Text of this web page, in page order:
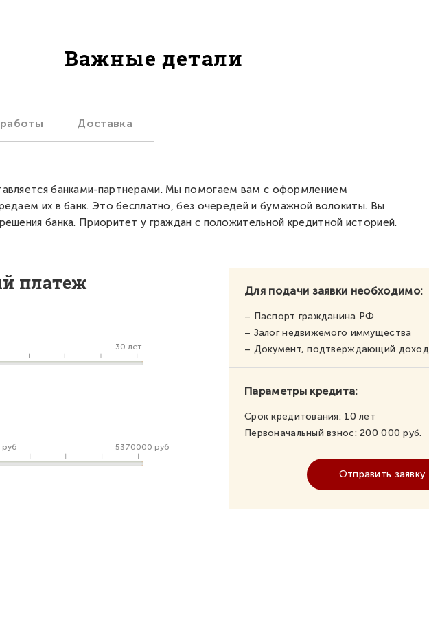
Важные детали
Доставка
банками-партнерами. Мы помогаем вам с оформлением
их в банк. Это бесплатно, без очередей и бумажной волокиты. Вы
банка. Приоритет у граждан с положительной кредитной историей.
платеж
30 лет
5370000 руб
Для подачи заявки необходимо:
– Паспорт гражданина РФ
– Залог недвижемого иммущества
– Документ, подтверждающий доход
Параметры кредита:
Срок кредитования: 10 лет
Первоначальный взнос: 200 000 руб.
Отправить заявку